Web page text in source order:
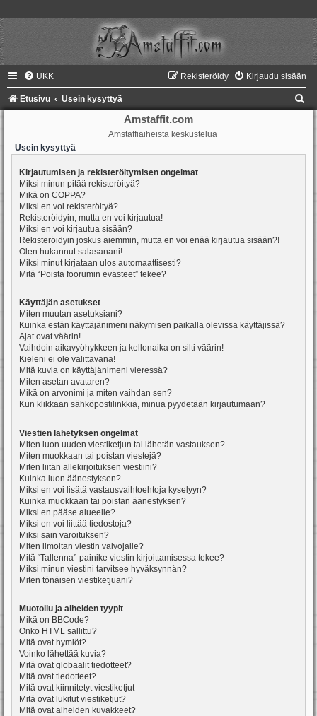
UKK Kirjaudu sisään
Rekisteröidy
Etusivu Usein kysyttyä
Amstaffit.com
Amstaffiaiheista keskustelua
Usein kysyttyä
Kirjautumisen ja rekisteröitymisen ongelmat
Miksi minun pitää rekisteröityä?
Mikä on COPPA?
Miksi en voi rekisteröityä?
Rekisteröidyin, mutta en voi kirjautua!
Miksi en voi kirjautua sisään?
Rekisteröidyin joskus aiemmin, mutta en voi enää kirjautua sisään?!
Olen hukannut salasanani!
Miksi minut kirjataan ulos automaattisesti?
Mitä “Poista foorumin evästeet” tekee?
Käyttäjän asetukset
Miten muutan asetuksiani?
Kuinka estän käyttäjänimeni näkymisen paikalla olevissa käyttäjissä?
Ajat ovat väärin!
Vaihdoin aikavyöhykkeen ja kellonaika on silti väärin!
Kieleni ei ole valittavana!
Mitä kuvia on käyttäjänimeni vieressä?
Miten asetan avataren?
Mikä on arvonimi ja miten vaihdan sen?
Kun klikkaan sähköpostilinkkiä, minua pyydetään kirjautumaan?
Viestien lähetyksen ongelmat
Miten luon uuden viestiketjun tai lähetän vastauksen?
Miten muokkaan tai poistan viestejä?
Miten liitän allekirjoituksen viestiini?
Kuinka luon äänestyksen?
Miksi en voi lisätä vastausvaihtoehtoja kyselyyn?
Kuinka muokkaan tai poistan äänestyksen?
Miksi en pääse alueelle?
Miksi en voi liittää tiedostoja?
Miksi sain varoituksen?
Miten ilmoitan viestin valvojalle?
Mitä “Tallenna”-painike viestin kirjoittamisessa tekee?
Miksi minun viestini tarvitsee hyväksynnän?
Miten tönäisen viestiketjuani?
Muotoilu ja aiheiden tyypit
Mikä on BBCode?
Onko HTML sallittu?
Mitä ovat hymiöt?
Voinko lähettää kuvia?
Mitä ovat globaalit tiedotteet?
Mitä ovat tiedotteet?
Mitä ovat kiinnitetyt viestiketjut
Mitä ovat lukitut viestiketjut?
Mitä ovat aiheiden kuvakkeet?